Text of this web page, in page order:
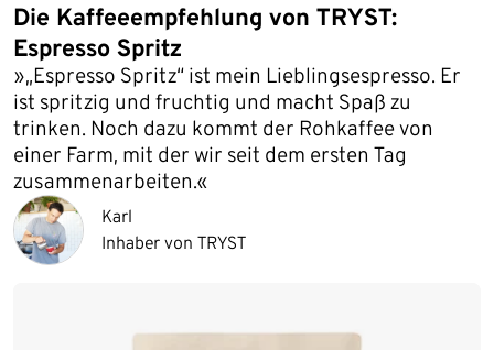
Die Kaffeeempfehlung von TRYST:
Espresso Spritz
»„Espresso Spritz“ ist mein Lieblingsespresso. Er
ist spritzig und fruchtig und macht Spaß zu
trinken. Noch dazu kommt der Rohkaffee von
einer Farm, mit der wir seit dem ersten Tag
zusammenarbeiten.«
Karl
Inhaber von TRYST